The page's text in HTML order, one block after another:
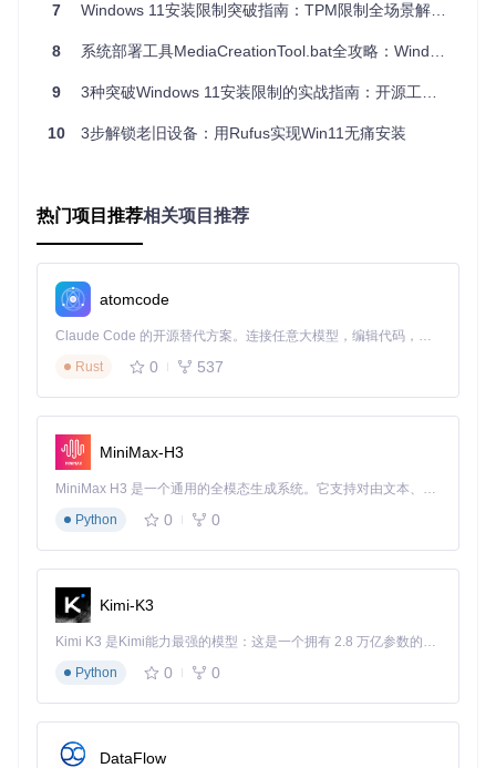
2. 配置制作参数
点击"加载映像"选择Windows ISO文件
3. 开始写入过程
点击"写入"按钮，等待进度条完成。程序会自动处理文件分割
进阶技巧：让老电脑焕发新生的秘诀
启用 grub4dos引导
在高级设置中勾选"使用grub4dos"选项，可增强对老旧BIOS
设备的兼容性，提高启动成功率。
使用场景扩展：不止于系统安装
系统救援盘制作
启动的系统或恢复数据。
多系统维护工具
通过制作不同版本的Windows启动盘，建立个人系统维护工具
箱，应对各种设备需求。
教学演示媒介
为电脑维修课程准备标准化启动盘，确保学员使用统一的教学
环境。
7 Windows 11安装限制突破指南：TPM限制全场景解决方案
8 系统部署工具MediaCreationTool.bat全攻略：Windows版本兼容的一站式解决方案
9 3种突破Windows 11安装限制的实战指南：开源工具让旧电脑焕发新生
10 3步解锁老旧设备：用Rufus实现Win11无痛安装
热门项目推荐相关项目推荐
atomcode
Claude Code 的开源替代方案。连接任意大模型，编辑代码，运行命令，自动验证 — 全自动执行。用 Rust 构建，极致性能。 ｜ An open-source alternative to Claude Code. Connect any LLM, edit code, run commands, and verify changes — autonomously. Built in Rust for speed. Get Started
Rust
0 537
MiniMax-H3
MiniMax H3 是一个通用的全模态生成系统。它支持对由文本、图像、视频和音频组成的多模态上下文进行统一理解，并能生成分辨率高达 2K、时长可达 15 秒的带原生立体声音频的视频。得益于面向任务泛化的系统设计，H3 在预训练阶段就已具备广泛的多模态上下文理解与生成能力，能够出色地执行复杂的多模态指令。
Python
0 0
Kimi-K3
Kimi K3 是Kimi能力最强的模型：这是一个拥有 2.8 万亿参数的混合专家（MoE）模型，具备原生视觉理解能力，并支持 100 万 token 的上下文窗口。
Python
0 0
DataFlow